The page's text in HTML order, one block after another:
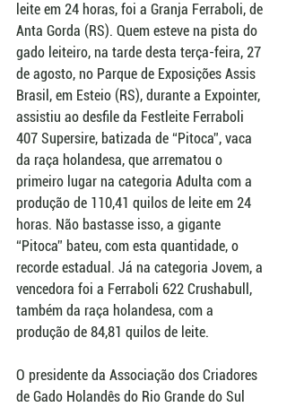
leite em 24 horas, foi a Granja Ferraboli, de
Anta Gorda (RS). Quem esteve na pista do
gado leiteiro, na tarde desta terça-feira, 27
de agosto, no Parque de Exposições Assis
Brasil, em Esteio (RS), durante a Expointer,
assistiu ao desfile da Festleite Ferraboli
407 Supersire, batizada de “Pitoca”, vaca
da raça holandesa, que arrematou o
primeiro lugar na categoria Adulta com a
produção de 110,41 quilos de leite em 24
horas. Não bastasse isso, a gigante
“Pitoca” bateu, com esta quantidade, o
recorde estadual. Já na categoria Jovem, a
vencedora foi a Ferraboli 622 Crushabull,
também da raça holandesa, com a
produção de 84,81 quilos de leite.
O presidente da Associação dos Criadores
de Gado Holandês do Rio Grande do Sul